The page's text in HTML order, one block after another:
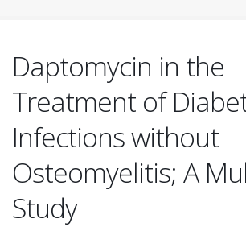
Daptomycin in the
Treatment of
Infections without
Osteomyelitis; A
Study